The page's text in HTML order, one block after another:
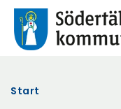
Start